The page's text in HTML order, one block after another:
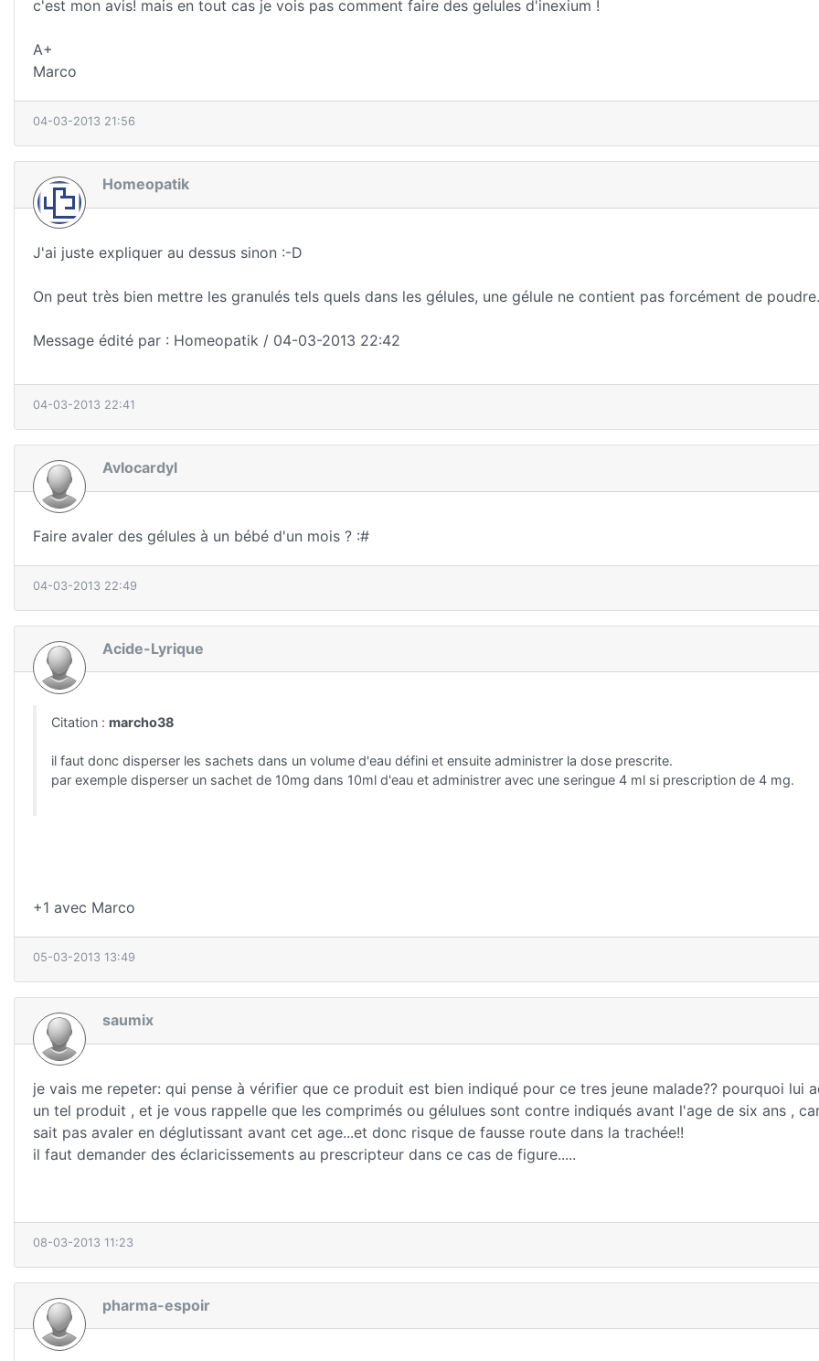
c'est mon avis! mais en tout cas je vois pas comment faire des gelules d'inexium !
A+
Marco
04-03-2013 21:56
Homeopatik
J'ai juste expliquer au dessus sinon :-D
On peut très bien mettre les granulés tels quels dans les gélules, une gélule ne contient pas forcément de
Message édité par : Homeopatik / 04-03-2013 22:42
04-03-2013 22:41
Avlocardyl
Faire avaler des gélules à un bébé d'un mois ? :#
04-03-2013 22:49
Acide-Lyrique
Citation : marcho38
il faut donc disperser les sachets dans un volume d'eau défini et ensuite administrer la dose prescrite.
par exemple disperser un sachet de 10mg dans 10ml d'eau et administrer avec une seringue 4 ml si prescription de 4 mg.
+1 avec Marco
05-03-2013 13:49
saumix
je vais me repeter: qui pense à vérifier que ce produit est bien indiqué pour ce tres jeune malade?? pourquoi lui
un tel produit , et je vous rappelle que les comprimés ou gélulues sont contre indiqués avant l'age de six ans ,
sait pas avaler en déglutissant avant cet age...et donc risque de fausse route dans la trachée!!
il faut demander des éclaricissements au prescripteur dans ce cas de figure.....
08-03-2013 11:23
pharma-espoir